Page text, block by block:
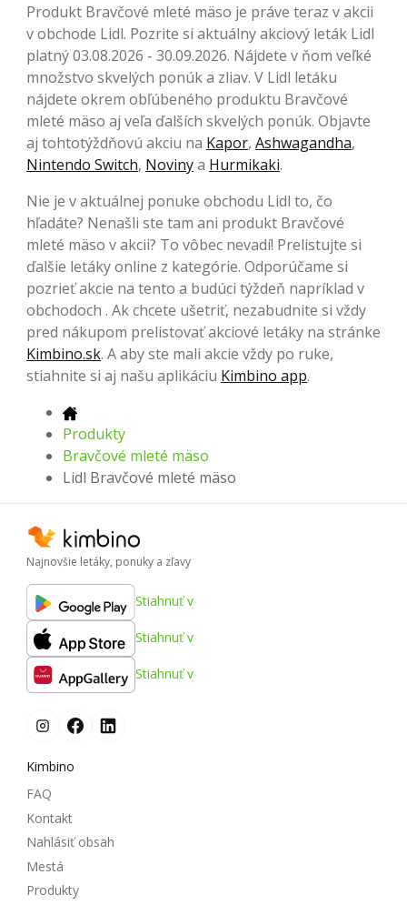
Produkt Bravčové mleté ​​mäso je práve teraz v akcii
v obchode Lidl. Pozrite si aktuálny akciový leták Lidl
platný 03.08.2026 - 30.09.2026. Nájdete v ňom veľké
množstvo skvelých ponúk a zliav. V Lidl letáku
nájdete okrem obľúbeného produktu Bravčové
mleté ​​mäso aj veľa ďalších skvelých ponúk. Objavte
aj tohtotýždňovú akciu na Kapor, Ashwagandha,
Nintendo Switch, Novinya Hurmikaki.
Nie je v aktuálnej ponuke obchodu Lidl to, čo
hľadáte? Nenašli ste tam ani produkt Bravčové
mleté ​​mäso v akcii? To vôbec nevadí! Prelistujte si
ďalšie letáky online z kategórie. Odporúčame si
pozrieť akcie na tento a budúci týždeň napríklad v
obchodoch . Ak chcete ušetriť, nezabudnite si vždy
pred nákupom prelistovať akciové letáky na stránke
Kimbino.sk. A aby ste mali akcie vždy po ruke,
stiahnite si aj našu aplikáciu Kimbino app.
Produkty
Bravčové mleté ​​mäso
Lidl Bravčové mleté ​​mäso
Najnovšie letáky, ponuky a zľavy
Stiahnuť v
Stiahnuť v
Stiahnuť v
Kimbino
FAQ
Kontakt
Nahlásiť obsah
Mestá
Produkty